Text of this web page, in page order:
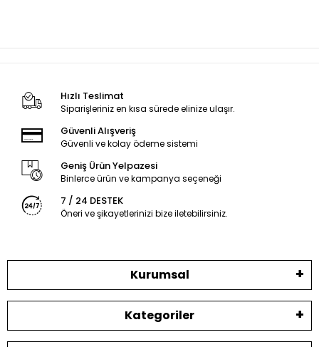
Hızlı Teslimat
Siparişleriniz en kısa sürede elinize ulaşır.
Güvenli Alışveriş
Güvenli ve kolay ödeme sistemi
Geniş Ürün Yelpazesi
Binlerce ürün ve kampanya seçeneği
7 / 24 DESTEK
Öneri ve şikayetlerinizi bize iletebilirsiniz.
Kurumsal
Kategoriler